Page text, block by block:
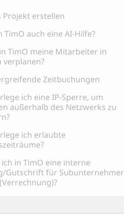
Projekt erstellen
TimO auch eine AI-Hilfe?
TimO meine Mitarbeiter in
verplanen?
Zeitbuchungen
ich eine IP-Sperre, um
außerhalb des Netzwerks zu
ich erlaubte
in TimO eine interne
Gutschrift für Subunternehmer